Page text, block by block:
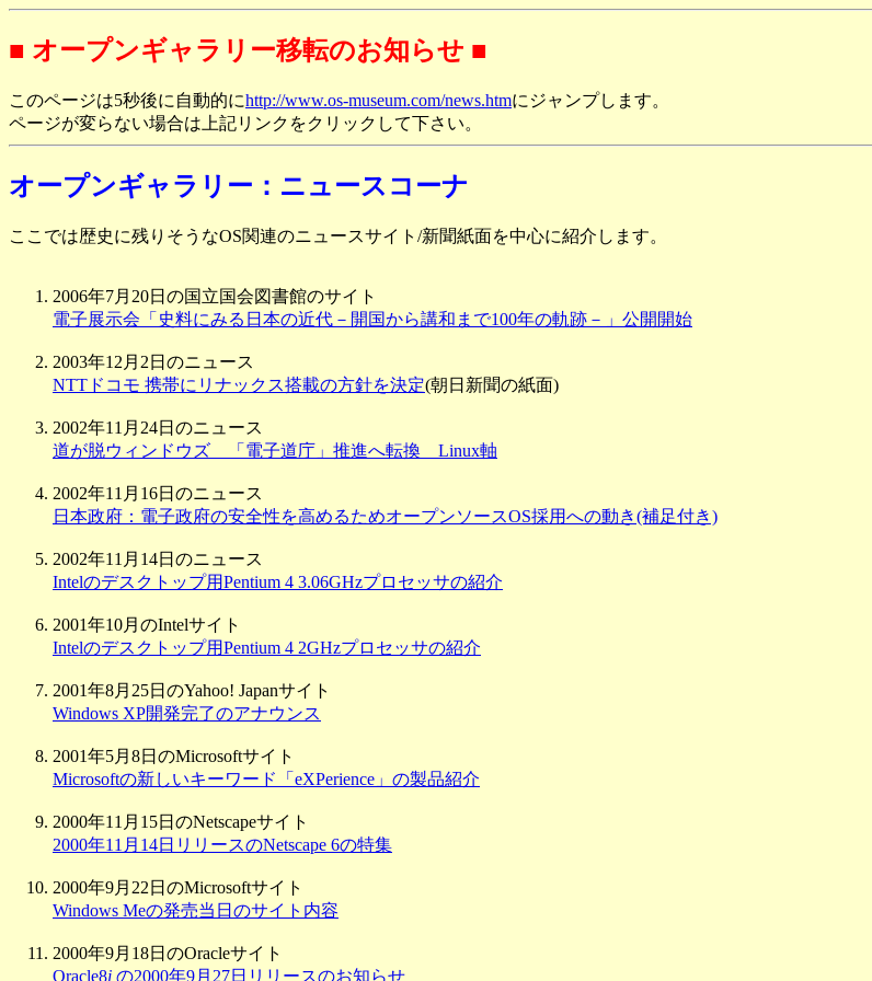
■ オープンギャラリー移転のお知らせ ■
このページは5秒後に自動的にhttp://www.os-museum.com/news.htmにジャンプします。
ページが変らない場合は上記リンクをクリックして下さい。
オープンギャラリー：ニュースコーナ
ここでは歴史に残りそうなOS関連のニュースサイト/新聞紙面を中心に紹介します。
2006年7月20日の国立国会図書館のサイト
電子展示会「史料にみる日本の近代－開国から講和まで100年の軌跡－」公開開始
2003年12月2日のニュース
NTTドコモ 携帯にリナックス搭載の方針を決定(朝日新聞の紙面)
2002年11月24日のニュース
道が脱ウィンドウズ 「電子道庁」推進へ転換 Linux軸
2002年11月16日のニュース
日本政府：電子政府の安全性を高めるためオープンソースOS採用への動き(補足付き)
2002年11月14日のニュース
Intelのデスクトップ用Pentium 4 3.06GHzプロセッサの紹介
2001年10月のIntelサイト
Intelのデスクトップ用Pentium 4 2GHzプロセッサの紹介
2001年8月25日のYahoo! Japanサイト
Windows XP開発完了のアナウンス
2001年5月8日のMicrosoftサイト
Microsoftの新しいキーワード「eXPerience」の製品紹介
2000年11月15日のNetscapeサイト
2000年11月14日リリースのNetscape 6の特集
2000年9月22日のMicrosoftサイト
Windows Meの発売当日のサイト内容
2000年9月18日のOracleサイト
Oracle8i の2000年9月27日リリースのお知らせ